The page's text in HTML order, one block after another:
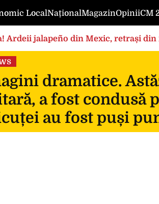
LocalNaționalMagazinOpiniiCM
Ardeii jalapeño din Mexic, retrași
dramatice.
a fost condusă
au fost puși